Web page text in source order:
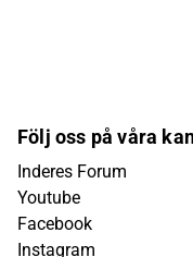
Följ oss på våra
Inderes Forum
Youtube
Facebook
Instagram